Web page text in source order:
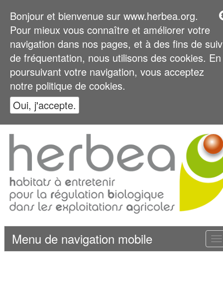
Bonjour et bienvenue sur www.herbea.org.
Pour mieux vous connaître et améliorer votre
navigation dans nos pages, et à des fins de
de fréquentation, nous utilisons des cookies. En
poursuivant votre navigation, vous acceptez
notre politique de cookies.
Oui, j'accepte.
Menu de navigation mobile